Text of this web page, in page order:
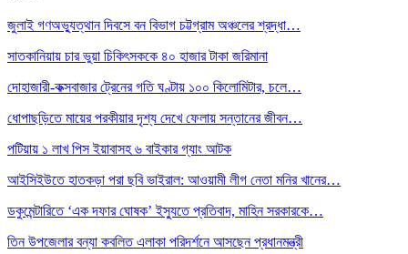
জুলাই গণঅভ্যুত্থান দিবসে বন বিভাগ চট্টগ্রাম অঞ্চলের শ্রদ্ধা…
সাতকানিয়ায় চার ভুয়া চিকিৎসককে ৪০ হাজার টাকা জরিমানা
দোহাজারী-কক্সবাজার ট্রেনের গতি ঘণ্টায় ১০০ কিলোমিটার, চলে…
ধোপাছড়িতে মায়ের পরকীয়ার দৃশ্য দেখে ফেলায় সন্তানের জীবন…
পটিয়ায় ১ লাখ পিস ইয়াবাসহ ৬ বাইকার গ্যাং আটক
আইসিইউতে হাতকড়া পরা ছবি ভাইরাল: আওয়ামী লীগ নেতা মনির খানের…
ডকুমেন্টারিতে ‘এক দফার ঘোষক’ ইস্যুতে প্রতিবাদ, মাহিন সরকারকে…
তিন উপজেলার বন্যা কবলিত এলাকা পরিদর্শনে আসছেন প্রধানমন্ত্রী